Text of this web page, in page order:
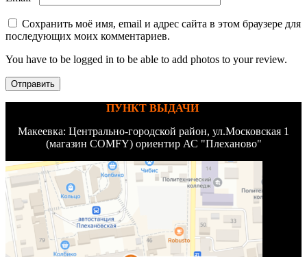
Сохранить моё имя, email и адрес сайта в этом браузере для
последующих моих комментариев.
You have to be logged in to be able to add photos to your review.
ПУНКТ ВЫДАЧИ
Макеевка: Центрально-городской район, ул.Московская 1
(магазин COMFY) ориентир АС "Плеханово"